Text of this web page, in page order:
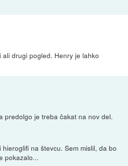
drugi pogled. Henry je lahko
predolgo je treba čakat na nov del.
na števcu. Sem mislil, da bo
pokazalo...